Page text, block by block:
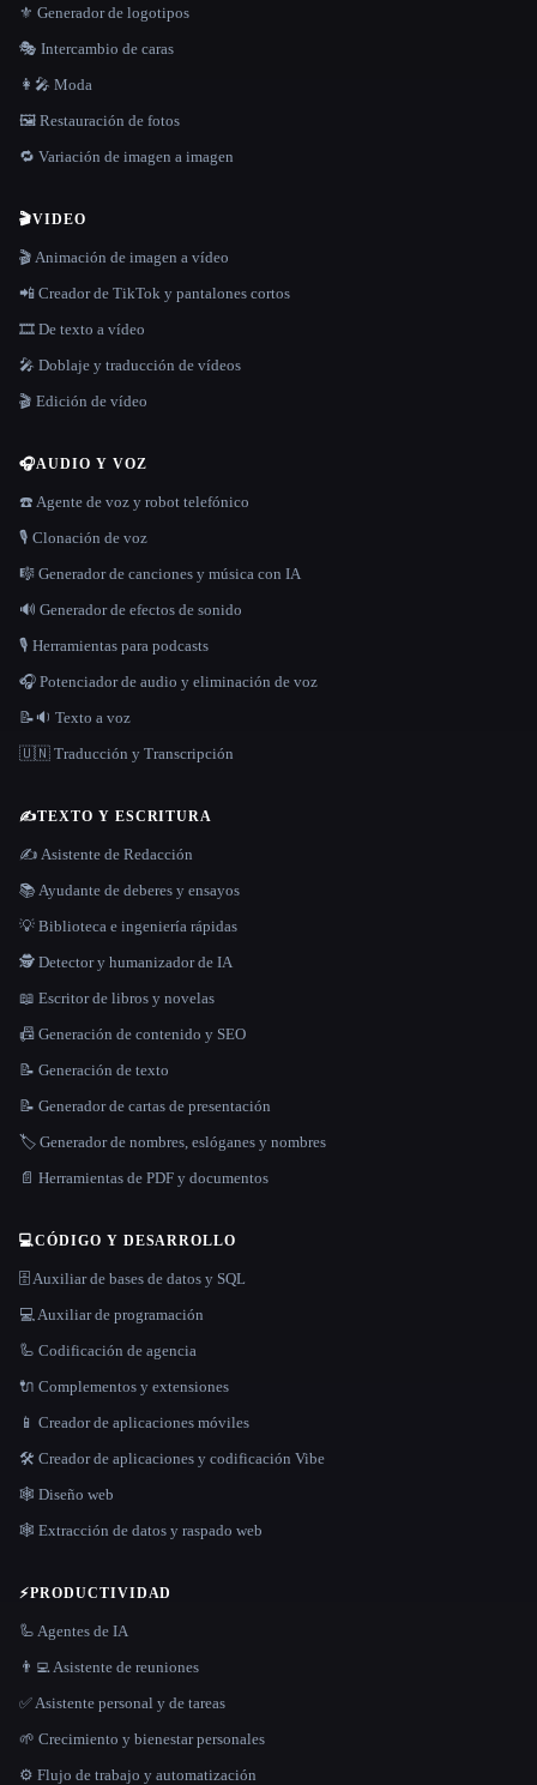
⚜️ Generador de logotipos
🎭 Intercambio de caras
👩‍🎤 Moda
🖼️ Restauración de fotos
🔁 Variación de imagen a imagen
🎬VIDEO
🎬 Animación de imagen a vídeo
📲 Creador de TikTok y pantalones cortos
🎞️ De texto a vídeo
🎤 Doblaje y traducción de vídeos
🎬 Edición de vídeo
🎧AUDIO Y VOZ
☎️ Agente de voz y robot telefónico
🎙️ Clonación de voz
🎼 Generador de canciones y música con IA
🔊 Generador de efectos de sonido
🎙️ Herramientas para podcasts
🎧 Potenciador de audio y eliminación de voz
📝🔉 Texto a voz
🇺🇳 Traducción y Transcripción
✍️TEXTO Y ESCRITURA
✍️ Asistente de Redacción
📚 Ayudante de deberes y ensayos
💡 Biblioteca e ingeniería rápidas
🕵️ Detector y humanizador de IA
📖 Escritor de libros y novelas
📠 Generación de contenido y SEO
📝 Generación de texto
📝 Generador de cartas de presentación
🏷️ Generador de nombres, eslóganes y nombres
📄 Herramientas de PDF y documentos
💻CÓDIGO Y DESARROLLO
🗄️ Auxiliar de bases de datos y SQL
💻 Auxiliar de programación
🦾 Codificación de agencia
🔌 Complementos y extensiones
📱 Creador de aplicaciones móviles
🛠️ Creador de aplicaciones y codificación Vibe
🕸 Diseño web
🕸️ Extracción de datos y raspado web
⚡PRODUCTIVIDAD
🦾 Agentes de IA
👨‍💻 Asistente de reuniones
✅ Asistente personal y de tareas
🌱 Crecimiento y bienestar personales
⚙️ Flujo de trabajo y automatización